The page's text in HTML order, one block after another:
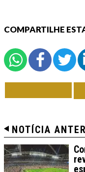
COMPARTILHE
NOTÍCIA